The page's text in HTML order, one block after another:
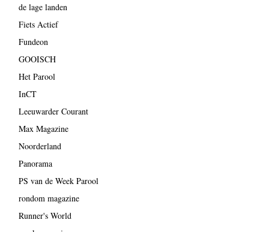
de lage landen
Fiets Actief
Fundeon
GOOISCH
Het Parool
InCT
Leeuwarder Courant
Max Magazine
Noorderland
Panorama
PS van de Week Parool
rondom magazine
Runner's World